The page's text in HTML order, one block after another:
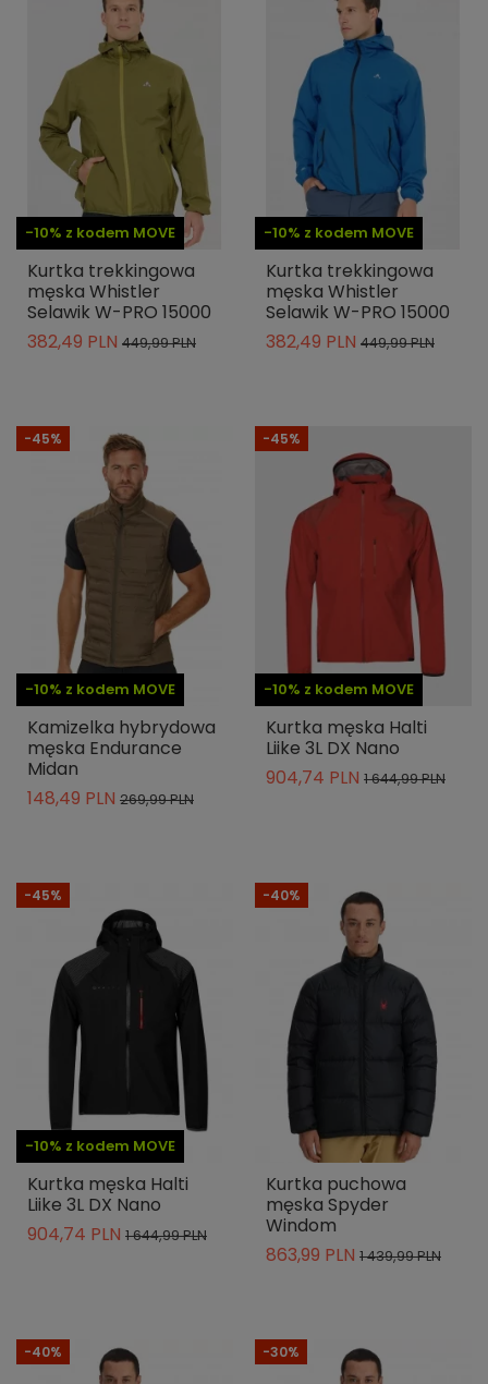
-10% z kodem MOVE
Kurtka trekkingowa
męska Whistler
Selawik W-PRO 15000
382,49 PLN 449,99 PLN
-10% z kodem MOVE
Kurtka trekkingowa
męska Whistler
Selawik W-PRO 15000
382,49 PLN 449,99 PLN
-10% z kodem MOVE
-45%
Kamizelka hybrydowa
męska Endurance
Midan
148,49 PLN 269,99 PLN
-10% z kodem MOVE
-45%
Kurtka męska Halti
Liike 3L DX Nano
904,74 PLN 1 644,99 PLN
-10% z kodem MOVE
-45%
Kurtka męska Halti
Liike 3L DX Nano
904,74 PLN 1 644,99 PLN
-40%
Kurtka puchowa
męska Spyder
Windom
863,99 PLN 1 439,99 PLN
-40% -30%